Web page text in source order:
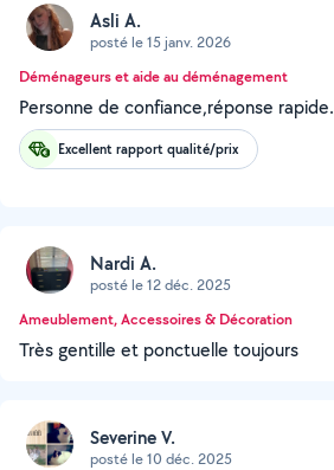
Asli A.
posté le 15 janv. 2026
Déménageurs et aide au déménagement
Personne de confiance,réponse rapide.
Excellent rapport qualité/prix
Nardi A.
posté le 12 déc. 2025
Ameublement, Accessoires & Décoration
Très gentille et ponctuelle toujours
Severine V.
posté le 10 déc. 2025